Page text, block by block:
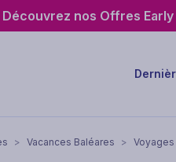
Découvrez nos Offres
> Vacances Baléares >